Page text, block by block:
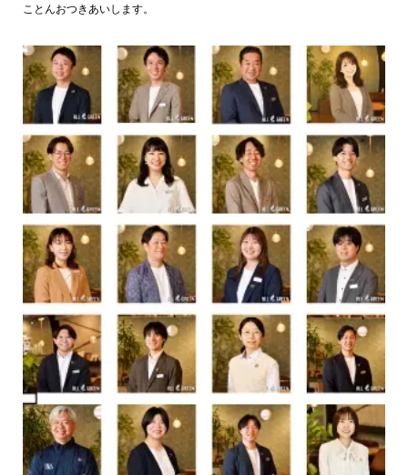
ことんおつきあいします。